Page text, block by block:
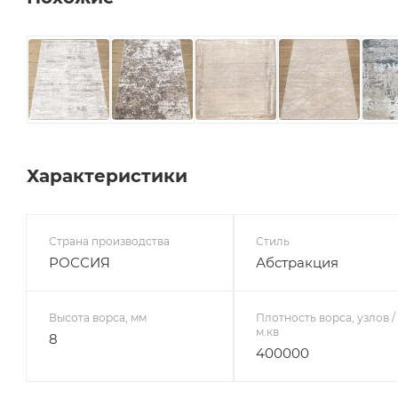
Характеристики
Страна производства
РОССИЯ
Стиль
Абстракция
Высота ворса, мм
8
Плотность ворса, узлов /
м.кв
400000